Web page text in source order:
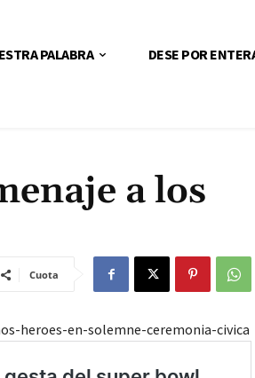
PALABRA DESE POR
a los
Cuota
heroes-en-solemne-ceremonia-civica